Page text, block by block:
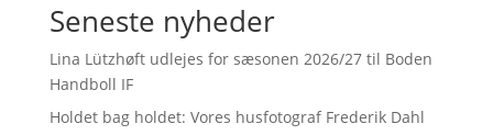
Seneste nyheder
Lina Lützhøft udlejes for sæsonen 2026/27 til Boden
Handboll IF
Holdet bag holdet: Vores husfotograf Frederik Dahl